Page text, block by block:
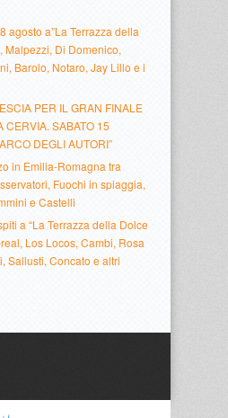
agosto a”La Terrazza della
Malpezzi, Di Domenico,
Barolo, Notaro, Jay Lillo e i
PER IL GRAN FINALE
CERVIA. SABATO 15
DEGLI AUTORI”
in Emilia-Romagna tra
Fuochi in spiaggia,
e Castelli
a “La Terrazza della Dolce
Los Locos, Cambi, Rosa
Sallusti, Concato e altri